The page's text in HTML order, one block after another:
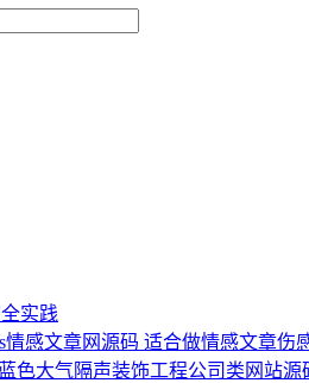
实践
情感文章网源码 适合做情感文章伤
色大气隔声装饰工程公司类网站